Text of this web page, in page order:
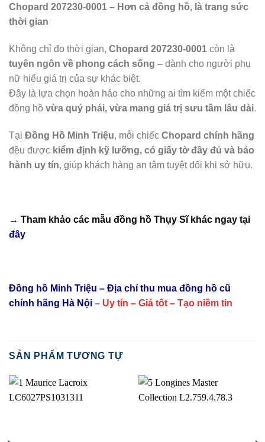
Chopard 207230-0001 – Hơn cả đồng hồ, là trang sức
thời gian
Không chỉ đo thời gian, Chopard 207230-0001 còn là
tuyên ngôn về phong cách sống – dành cho người phụ
nữ hiểu giá trị của sự khác biệt.
Đây là lựa chọn hoàn hảo cho những ai tìm kiếm một chiếc
đồng hồ vừa quý phái, vừa mang giá trị sưu tầm lâu dài.
Tại Đồng Hồ Minh Triệu, mỗi chiếc Chopard chính hãng
đều được kiểm định kỹ lưỡng, có giấy tờ đầy đủ và bảo
hành uy tín, giúp khách hàng an tâm tuyệt đối khi sở hữu.
→ Tham khảo các mẫu đồng hồ Thụy Sĩkhác ngay tại
đây
Đồng hồ Minh Triệu – Địa chỉ thu mua đồng hồ cũ
chính hãng Hà Nội – Uy tín – Giá tốt – Tạo niềm tin
SẢN PHẨM TƯƠNG TỰ